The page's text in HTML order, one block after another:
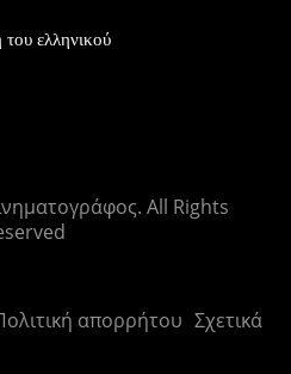
ελληνικού
All Rights
απορρήτου Σχετικά